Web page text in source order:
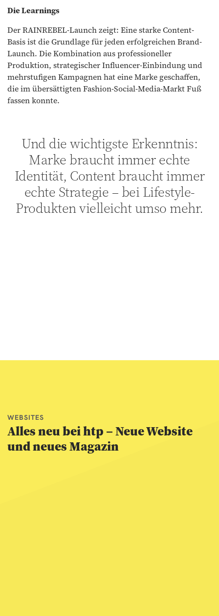
Die Learnings
Der RAINREBEL-Launch zeigt: Eine starke Content-
Basis ist die Grundlage für jeden erfolgreichen Brand-
Launch. Die Kombination aus professioneller
Produktion, strategischer Influencer-Einbindung und
mehrstufigen Kampagnen hat eine Marke geschaffen,
die im übersättigten Fashion-Social-Media-Markt Fuß
fassen konnte.
Und die wichtigste Erkenntnis:
Marke braucht immer echte
Identität, Content braucht immer
echte Strategie – bei Lifestyle-
Produkten vielleicht umso mehr.
WEBSITES
Alles neu bei htp – Neue Website
und neues Magazin